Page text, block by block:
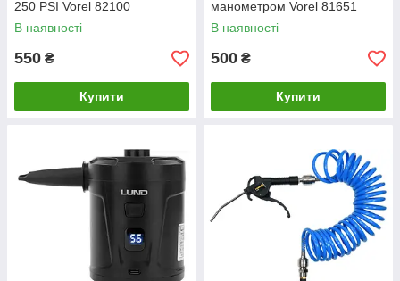
250 PSI Vorel 82100
В наявності
550 ₴
Купити
манометром Vorel 81651
В наявності
500 ₴
Купити